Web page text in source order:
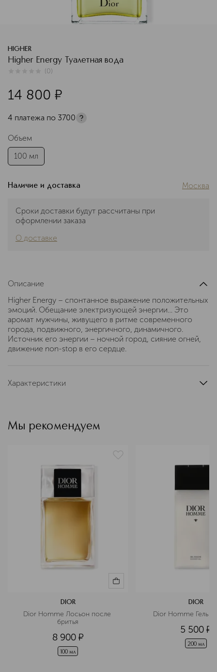
HIGHER
Higher Energy Туалетная вода
(0)
14 800 ¤
4 платежа по 3700
Объем
100 мл
Наличие и доставка Москва
Сроки доставки будут рассчитаны при
оформлении заказа
О доставке
Описание
Higher Energy – спонтанное выражение положительных
эмоций. Обещание электризующей энергии… Это
аромат мужчины, живущего в ритме современного
города, подвижного, энергичного, динамичного.
Источник его энергии – ночной город, сияние огней,
движение non-stop в его сердце.
Характеристики
ноты сердца
страна производства
Франция
Мы рекомендуем
DIOR
Dior Homme Лосьон после
бритья
8 900 ¤
100 мл
DIOR
Dior Homme Гель
5 500 ¤
200 мл